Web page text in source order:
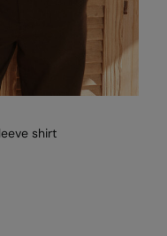
shirt